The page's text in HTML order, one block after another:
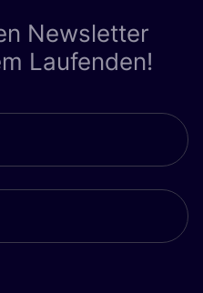
Newsletter
Laufenden!